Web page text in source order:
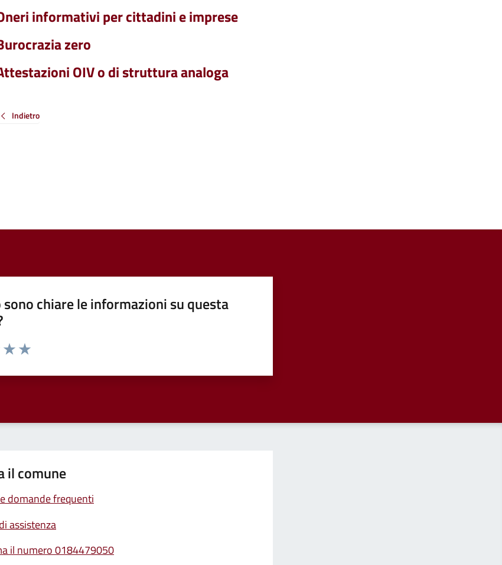
informativi per cittadini e imprese
zero
OIV o di struttura analoga
Indietro
sono chiare le informazioni su questa
stelle la pagina
il comune
domande frequenti
assistenza
il numero 0184479050